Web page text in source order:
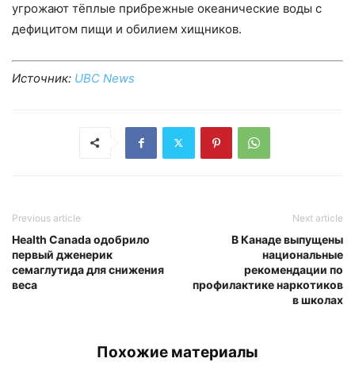
угрожают тёплые прибрежные океанические воды с
дефицитом пищи и обилием хищников.
Источник: UBC News
Previous article
Health Canada одобрило
первый дженерик
семаглутида для снижения
веса
Next article
В Канаде выпущены
национальные
рекомендации по
профилактике наркотиков
в школах
Похожие материалы